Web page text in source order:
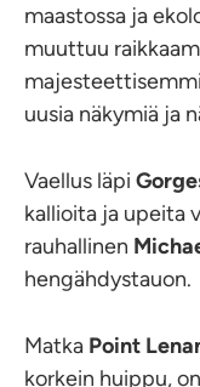
maastossa ja
muuttuu
uusia näkymiä ja
Vaellus läpi
kallioita ja upeita
rauhallinen
hengähdystauon.
Matka Point
korkein huippu,